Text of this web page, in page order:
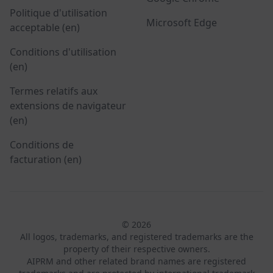
Politique d'utilisation
acceptable (en)
Conditions d'utilisation
(en)
Termes relatifs aux
extensions de navigateur
(en)
Conditions de
facturation (en)
Microsoft Edge
© 2026
All logos, trademarks, and registered trademarks are the
property of their respective owners.
AIPRM and other related brand names are registered